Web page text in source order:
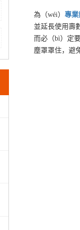
為（wéi） 專業
並延長使用壽
而必（bì）定
塵罩罩住，避